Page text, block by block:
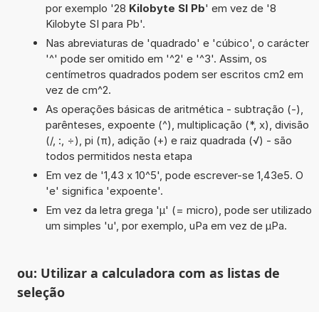
por exemplo '28 Kilobyte SI Pb' em vez de '8
Kilobyte SI para Pb'.
Nas abreviaturas de 'quadrado' e 'cúbico', o carácter
'^' pode ser omitido em '^2' e '^3'. Assim, os
centímetros quadrados podem ser escritos cm2 em
vez de cm^2.
As operações básicas de aritmética - subtração (-),
parênteses, expoente (^), multiplicação (*, x), divisão
(/, :, ÷), pi (π), adição (+) e raiz quadrada (√) - são
todos permitidos nesta etapa
Em vez de '1,43 x 10^5', pode escrever-se 1,43e5. O
'e' significa 'expoente'.
Em vez da letra grega 'µ' (= micro), pode ser utilizado
um simples 'u', por exemplo, uPa em vez de µPa.
ou: Utilizar a calculadora com as listas de
seleção